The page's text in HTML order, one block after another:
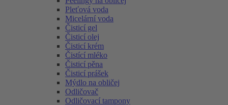
Pleťová voda
Micelární voda
Čisticí gel
Čisticí olej
Čisticí krém
Čistící mléko
Čisticí pěna
Čisticí prášek
Mýdlo na obličej
Odličovač
Odličovací tampony